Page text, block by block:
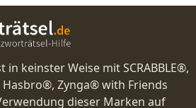
keinster Weise mit SCRABBLE®,
Zynga® with Friends
dieser Marken auf